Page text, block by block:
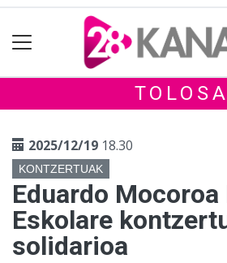
TOLOSA
2025/12/19 18.30
KONTZERTUAK
Eduardo
Eskolare
solidarioa